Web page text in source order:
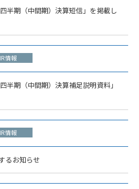
半期（中間期）決算短信」を掲載し
IR情報
半期（中間期）決算補足説明資料」
IR情報
るお知らせ